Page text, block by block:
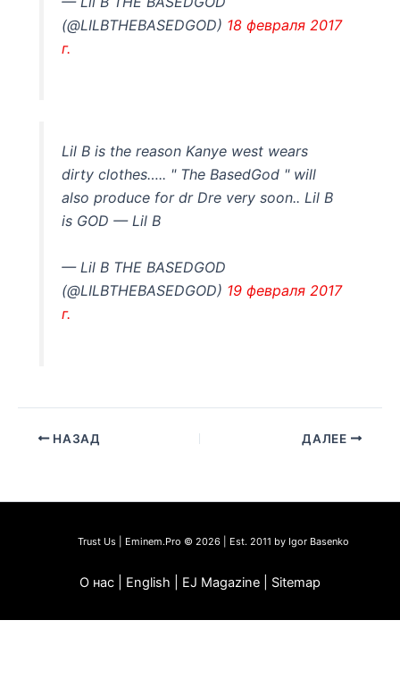
(@LILBTHEBASEDGOD) 18 февраля 2017
г.
Lil B is the reason Kanye west wears
dirty clothes….. " The BasedGod " will
also produce for dr Dre very soon.. Lil B
is GOD — Lil B
— Lil B THE BASEDGOD
(@LILBTHEBASEDGOD) 19 февраля 2017
г.
НАЗАД ДАЛЕЕ
Trust Us | Eminem.Pro © 2026 | Est. 2011 by Igor Basenko
О нас | English | EJ Magazine | Sitemap